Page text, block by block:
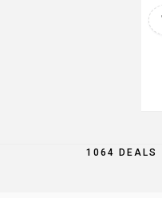
1064 DEALS